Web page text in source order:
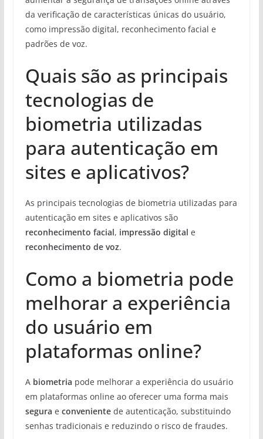
da verificação de características únicas do usuário,
como impressão digital, reconhecimento facial e
padrões de voz.
Quais são as principais
tecnologias de
biometria utilizadas
para autenticação em
sites e aplicativos?
As principais tecnologias de biometria utilizadas para
autenticação em sites e aplicativos são
reconhecimento facial, impressão digital e
reconhecimento de voz.
Como a biometria pode
melhorar a experiência
do usuário em
plataformas online?
A biometria pode melhorar a experiência do usuário
em plataformas online ao oferecer uma forma mais
segura e convenientede autenticação, substituindo
senhas tradicionais e reduzindo o risco de fraudes.